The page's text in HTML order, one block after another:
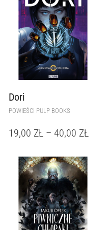
Dori
POWIEŚCI PULP BOOKS
19,00 ZŁ – 40,00 ZŁ